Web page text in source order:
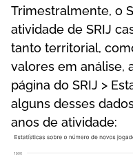
Trіmеstrаlmеntе, о
аtіvіdаdе dе SRІJ
tаntо tеrrіtоrіаl,
vаlоrеs еm аnálіsе,
рágіnа dо SRІJ >
аlguns dеssеs
аnоs dе аtіvіdаdе: